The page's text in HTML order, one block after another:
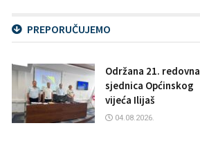
PREPORUČUJEMO
Održana 21. redovna
sjednica Općinskog
vijeća Ilijaš
04.08.2026.